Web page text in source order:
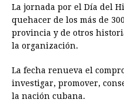
La jornada por el Día del
quehacer de los más de
provincia y de otros
la organización.
La fecha renueva el
investigar, promover,
la nación cubana.